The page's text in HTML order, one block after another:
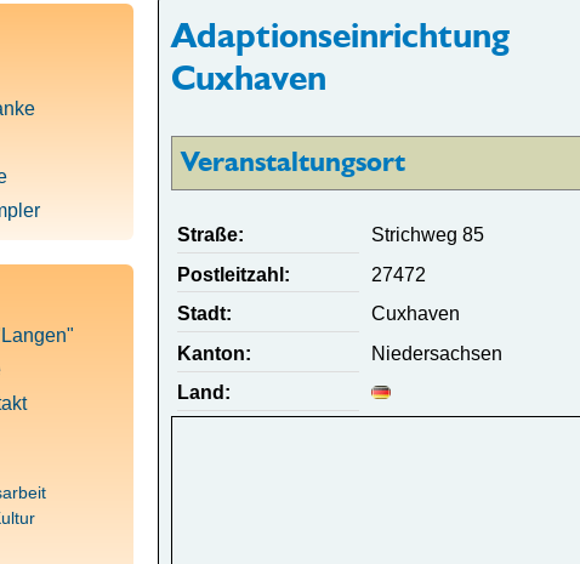
Adaptionseinrichtung
Cuxhaven
Veranstaltungsort
Straße:
Strichweg 85
Postleitzahl:
27472
Stadt:
Cuxhaven
Kanton:
Niedersachsen
Land: